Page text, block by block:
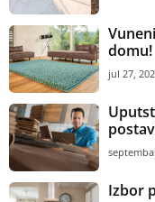
domu!
jul 27,
Izbor